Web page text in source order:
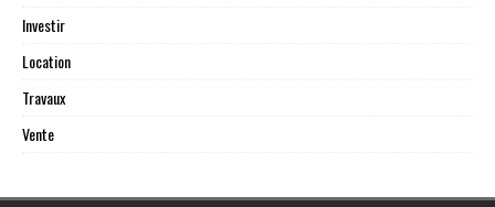
Investir
Location
Travaux
Vente